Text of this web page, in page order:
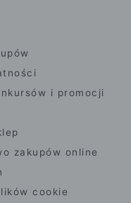
i promocji
zakupów online
cookie